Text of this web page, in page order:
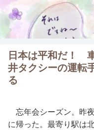
日本は平和だ！
井タクシーの運転
る
忘年会シーズン。昨
に帰った。最寄り駅は